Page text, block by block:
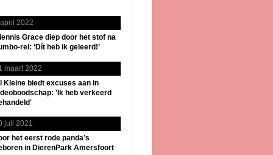
2022
Grace diep door het stof na
rel: ‘Dít heb ik geleerd!’
maart 2022
Kleine biedt excuses aan in
'Ik heb verkeerd
juli 2021
het eerst rode panda’s
in DierenPark Amersfoort